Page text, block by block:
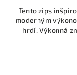
Tento zips
moderným
hrdí. Výkonná